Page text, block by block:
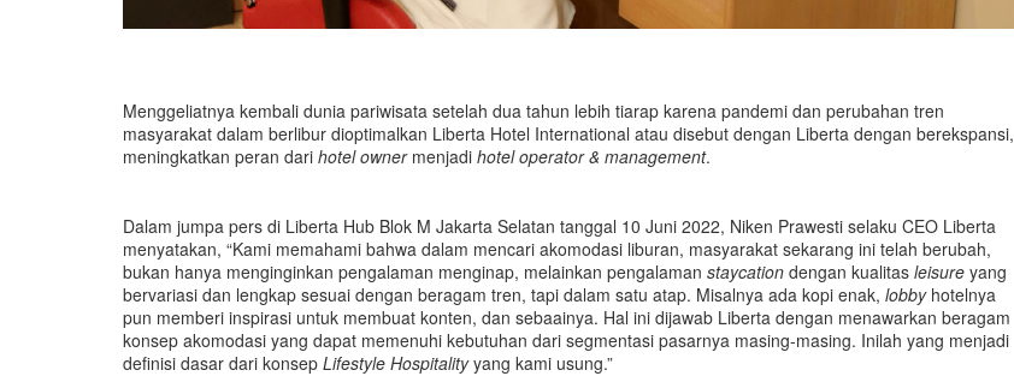
Menggeliatnya kembali dunia pariwisata setelah dua tahun lebih tiarap karena pandemi dan perubahan tren
masyarakat dalam berlibur dioptimalkan Liberta Hotel International atau disebut dengan Liberta dengan berekspansi,
meningkatkan peran dari hotel ownermenjadi hotel operator & management.
Dalam jumpa pers di Liberta Hub Blok M Jakarta Selatan tanggal 10 Juni 2022, Niken Prawesti selaku CEO Liberta
menyatakan, “Kami memahami bahwa dalam mencari akomodasi liburan, masyarakat sekarang ini telah berubah,
bukan hanya menginginkan pengalaman menginap, melainkan pengalaman staycation dengan kualitas leisure yang
bervariasi dan lengkap sesuai dengan beragam tren, tapi dalam satu atap. Misalnya ada kopi enak, lobbyhotelnya
pun memberi inspirasi untuk membuat konten, dan sebaainya. Hal ini dijawab Liberta dengan menawarkan beragam
konsep akomodasi yang dapat memenuhi kebutuhan dari segmentasi pasarnya masing-masing. Inilah yang menjadi
definisi dasar dari konsep Lifestyle Hospitalityyang kami usung.”